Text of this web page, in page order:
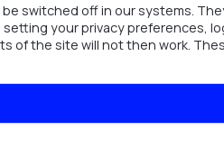
switched off in our systems.
your privacy preferences,
of the site will not then work.